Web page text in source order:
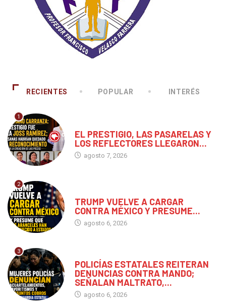
RECIENTES POPULAR INTERÉS
1
EL PRESTIGIO, LAS PASARELAS Y
LOS REFLECTORES LLEGARON...
agosto 7, 2026
2
TRUMP VUELVE A CARGAR
CONTRA MÉXICO Y PRESUME...
agosto 6, 2026
3
POLICÍAS ESTATALES REITERAN
DENUNCIAS CONTRA MANDO;
SEÑALAN MALTRATO,...
agosto 6, 2026